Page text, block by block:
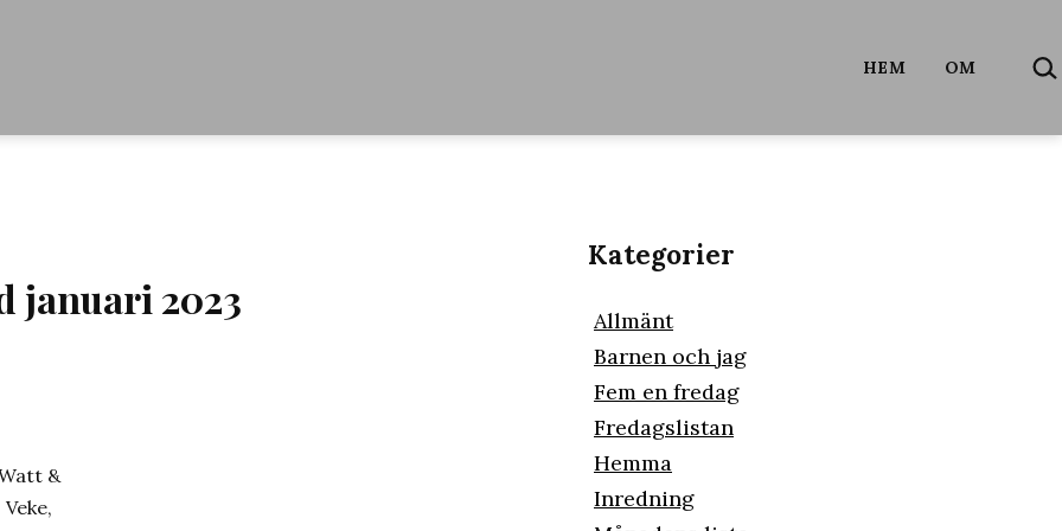
HEM OM
…
januari 2023
&
Veke,
Kategorier
Allmänt
Barnen och jag
Fem en fredag
Fredagslistan
Hemma
Inredning